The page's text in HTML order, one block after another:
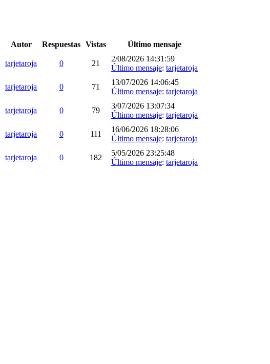
Autor Respuestas Vistas Último mensaje
tarjetaroja 0 21
2/08/2026 14:31:59
Último mensaje: tarjetaroja
tarjetaroja 0 71
13/07/2026 14:06:45
Último mensaje: tarjetaroja
tarjetaroja 0 79
3/07/2026 13:07:34
Último mensaje: tarjetaroja
tarjetaroja 0 111
16/06/2026 18:28:06
Último mensaje: tarjetaroja
tarjetaroja 0 182
5/05/2026 23:25:48
Último mensaje: tarjetaroja